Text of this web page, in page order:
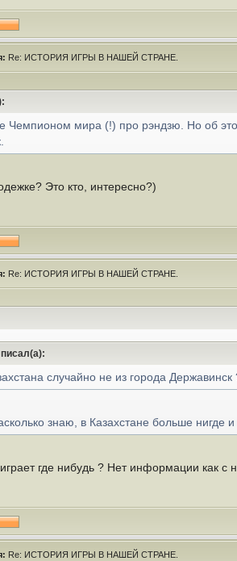
Re: ИСТОРИЯ ИГРЫ В НАШЕЙ СТРАНЕ.
Чемпионом мира (!) про рэндзю. Но об
Это кто, интересно?)
Re: ИСТОРИЯ ИГРЫ В НАШЕЙ СТРАНЕ.
случайно не из города Державинск
знаю, в Казахстане больше нигде
где нибудь ? Нет информации как с
Re: ИСТОРИЯ ИГРЫ В НАШЕЙ СТРАНЕ.